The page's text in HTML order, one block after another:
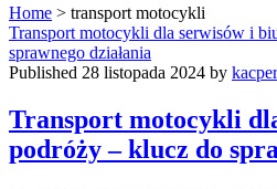
Home > transport motocykli
Tag:
<span>transport
motocykli</span>
Transport motocykli dla serwisów i
sprawnego działania
Published 28 listopada 2024 by kacper
Transport motocykli
podróży – klucz do